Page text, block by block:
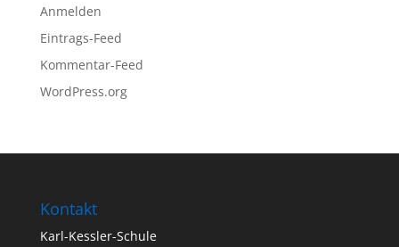
Anmelden
Eintrags-Feed
Kommentar-Feed
WordPress.org
Kontakt
Karl-Kessler-Schule